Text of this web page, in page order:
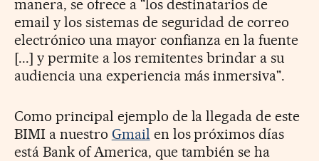
manera, se ofrece a "los destinatarios de
email y los sistemas de seguridad de correo
electrónico una mayor confianza en la fuente
[...] y permite a los remitentes brindar a su
audiencia una experiencia más inmersiva".
Como principal ejemplo de la llegada de este
BIMI a nuestro Gmail en los próximos días
está Bank of America, que también se ha